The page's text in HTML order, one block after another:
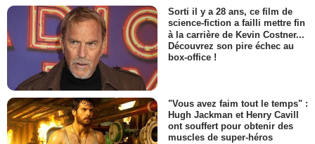
Sorti il y a 28 ans, ce film de
science-fiction a failli mettre fin
à la carrière de Kevin Costner...
Découvrez son pire échec au
box-office !
"Vous avez faim tout le temps" :
Hugh Jackman et Henry Cavill
ont souffert pour obtenir des
muscles de super-héros